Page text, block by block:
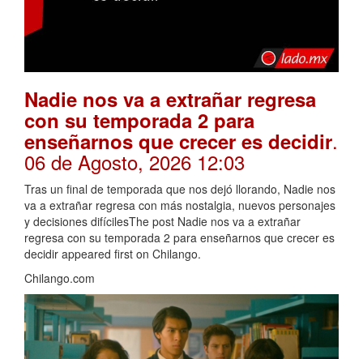
Nadie nos va a extrañar regresa
con su temporada 2 para
enseñarnos que crecer es decidir.
06 de Agosto, 2026 12:03
Tras un final de temporada que nos dejó llorando, Nadie nos
va a extrañar regresa con más nostalgia, nuevos personajes
y decisiones difícilesThe post Nadie nos va a extrañar
regresa con su temporada 2 para enseñarnos que crecer es
decidir appeared first on Chilango.
Chilango.com